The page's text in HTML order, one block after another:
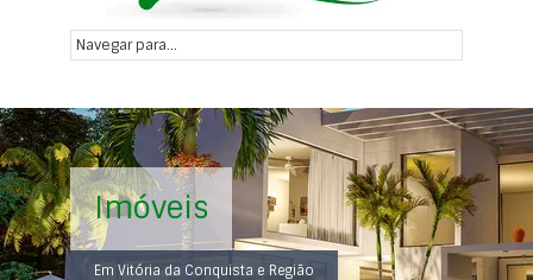
Imóveis
Em Vitória da Conquista e Região